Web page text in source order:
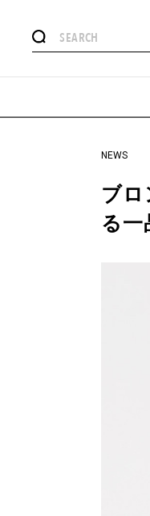
#GH 銘品の所以 #
NEWS
ブ
る一